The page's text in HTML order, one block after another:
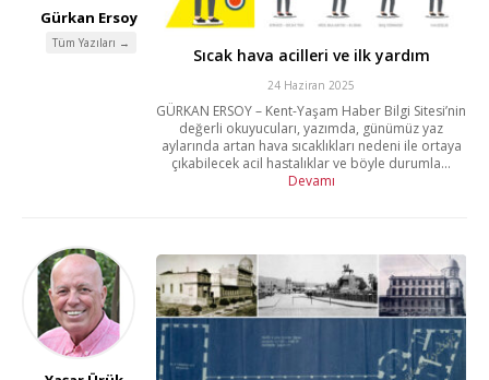
Gürkan Ersoy
Tüm Yazıları →
Sıcak hava acilleri ve ilk yardım
24 Haziran 2025
GÜRKAN ERSOY – Kent-Yaşam Haber Bilgi Sitesi’nin
değerli okuyucuları, yazımda, günümüz yaz
aylarında artan hava sıcaklıkları nedeni ile ortaya
çıkabilecek acil hastalıklar ve böyle durumla...
Devamı